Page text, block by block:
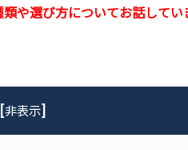
や選び方についてお話してい
[非表示]